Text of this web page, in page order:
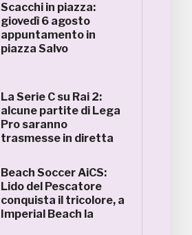
Scacchi in piazza:
giovedì 6 agosto
appuntamento in
piazza Salvo
La Serie C su Rai 2:
alcune partite di Lega
Pro saranno
trasmesse in diretta
Beach Soccer AiCS:
Lido del Pescatore
conquista il tricolore, a
Imperial Beach la